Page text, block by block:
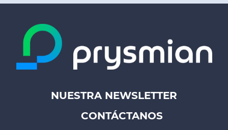
FooterNUESTRA NEWSLETTER
CONTÁCTANOS